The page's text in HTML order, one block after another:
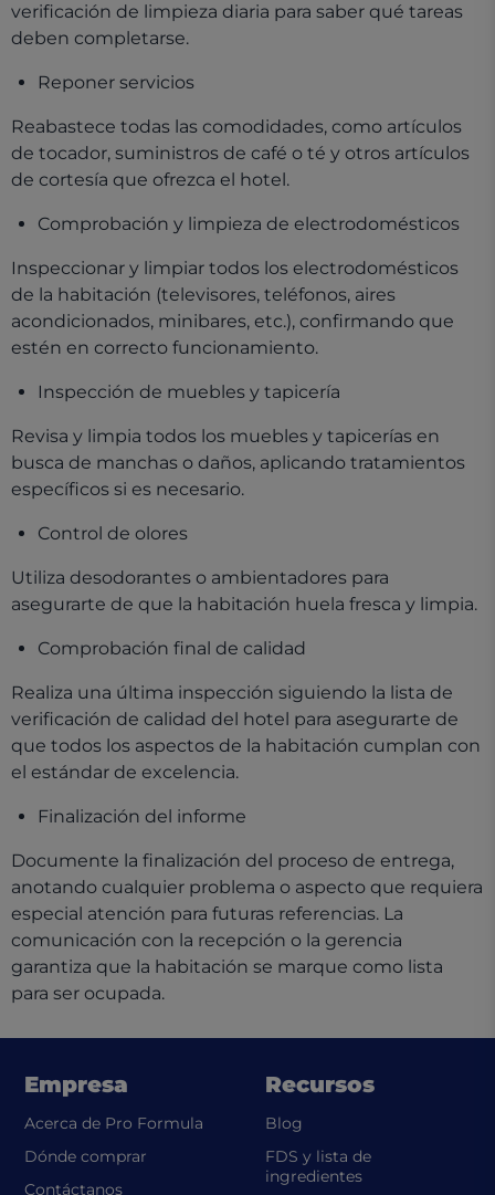
verificación de limpieza diaria para saber qué tareas
deben completarse.
Reponer servicios
Reabastece todas las comodidades, como artículos
de tocador, suministros de café o té y otros artículos
de cortesía que ofrezca el hotel.
Comprobación y limpieza de electrodomésticos
Inspeccionar y limpiar todos los electrodomésticos
de la habitación (televisores, teléfonos, aires
acondicionados, minibares, etc.), confirmando que
estén en correcto funcionamiento.
Inspección de muebles y tapicería
Revisa y limpia todos los muebles y tapicerías en
busca de manchas o daños, aplicando tratamientos
específicos si es necesario.
Control de olores
Utiliza desodorantes o ambientadores para
asegurarte de que la habitación huela fresca y limpia.
Comprobación final de calidad
Realiza una última inspección siguiendo la lista de
verificación de calidad del hotel para asegurarte de
que todos los aspectos de la habitación cumplan con
el estándar de excelencia.
Finalización del informe
Documente la finalización del proceso de entrega,
anotando cualquier problema o aspecto que requiera
especial atención para futuras referencias. La
comunicación con la recepción o la gerencia
garantiza que la habitación se marque como lista
para ser ocupada.
Empresa
Acerca de Pro Formula
Dónde comprar
Contáctanos
Recursos
Blog
FDS y lista de
ingredientes(opens in a new